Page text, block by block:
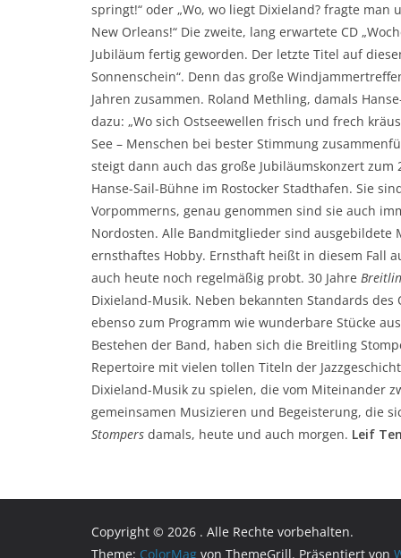
springt!“ oder „Wo, wo liegt Dixieland? fragte
New Orleans!“ Die zweite, lang erwartete CD
Jubiläum fertig geworden. Der letzte Titel auf
Sonnenschein“. Denn das große
Jahren zusammen. Roland Methling, damals
dazu: „Wo sich Ostseewellen frisch und frech
See – Menschen bei bester Stimmung
steigt dann auch das große Jubiläumskonzert zum
Hanse-Sail-Bühne im Rostocker Stadthafen. Sie
Vorpommerns, genau genommen sind sie auch
Nordosten. Alle Bandmitglieder sind
ernsthaftes Hobby. Ernsthaft heißt in diesem Fall
auch heute noch regelmäßig probt. 30 Jahre
Dixieland-Musik. Neben bekannten Standards
ebenso zum Programm wie wunderbare Stücke
Bestehen der Band, haben sich die Breitling
Repertoire mit vielen tollen Titeln der
Dixieland-Musik zu spielen, die vom Miteinander
gemeinsamen Musizieren und Begeisterung, die
Stompers damals, heute und auch morgen. Leif
Copyright © 2026 . Alle Rechte vorbehalten.
Theme: ColorMag von ThemeGrill. Präsentiert von